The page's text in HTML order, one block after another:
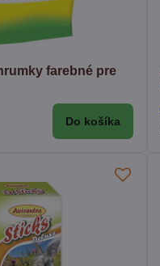
farebné pre
Do košíka